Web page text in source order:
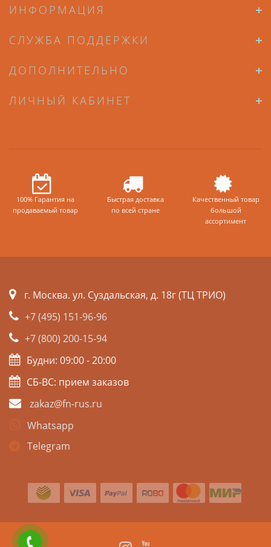
ИНФОРМАЦИЯ
СЛУЖБА ПОДДЕРЖКИ
ДОПОЛНИТЕЛЬНО
ЛИЧНЫЙ КАБИНЕТ
100% Гарантия на
продаваемый товар
Быстрая доставка
по всей стране
Качественный товар
большой
ассортимент
г. Москва. ул. Суздальская, д. 18г (ТЦ ТРИО)
+7 (495) 151-96-96
+7 (800) 200-15-94
Будни: 09:00 - 20:00
СБ-ВС: прием заказов
zakaz@fn-rus.ru
Whatsapp
Telegram